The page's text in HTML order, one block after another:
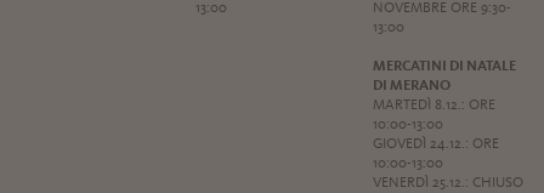
13:00
NOVEMBRE ORE 9:30-
13:00
MERCATINI DI NATALE
DI MERANO
MARTEDÌ 8.12.: ORE
10:00-13:00
GIOVEDÌ 24.12.: ORE
10:00-13:00
VENERDÌ 25.12.: CHIUSO